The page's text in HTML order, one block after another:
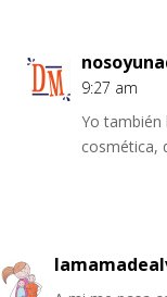
9:27 am
Yo también
cosmética,